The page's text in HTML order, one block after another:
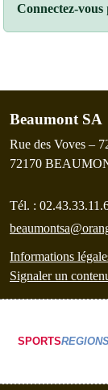
Connectez-vous
Beaumont SA
Rue des Voves –
72170
Tél. :
Informations
Signaler un
SPORTS